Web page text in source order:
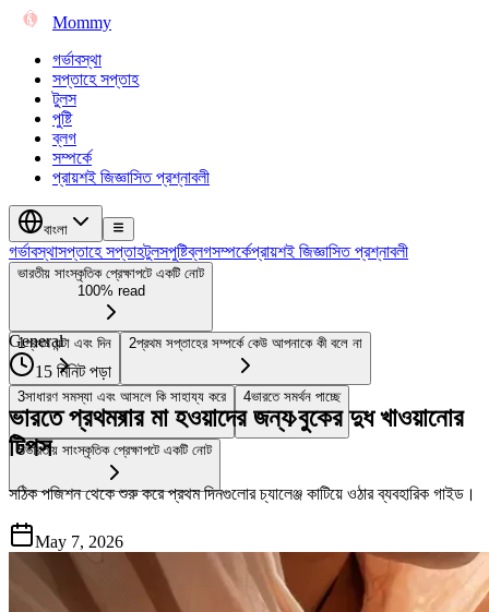
Mommy
গর্ভাবস্থা
সপ্তাহে সপ্তাহ
টুলস
পুষ্টি
ব্লগ
সম্পর্কে
প্রায়শই জিজ্ঞাসিত প্রশ্নাবলী
বাংলা
গর্ভাবস্থাসপ্তাহে সপ্তাহটুলসপুষ্টিব্লগসম্পর্কেপ্রায়শই জিজ্ঞাসিত প্রশ্নাবলী
ভারতীয় সাংস্কৃতিক প্রেক্ষাপটে একটি নোট
100% read
1প্রথম ঘন্টা এবং দিন 2প্রথম সপ্তাহের সম্পর্কে কেউ আপনাকে কী বলে না
3সাধারণ সমস্যা এবং আসলে কি সাহায্য করে 4ভারতে সমর্থন পাচ্ছে
5ভারতীয় সাংস্কৃতিক প্রেক্ষাপটে একটি নোট
General
15 মিনিট পড়া
ভারতে প্রথমবার মা হওয়াদের জন্য বুকের দুধ খাওয়ানোর
টিপস
সঠিক পজিশন থেকে শুরু করে প্রথম দিনগুলোর চ্যালেঞ্জ কাটিয়ে ওঠার ব্যবহারিক গাইড।
May 7, 2026